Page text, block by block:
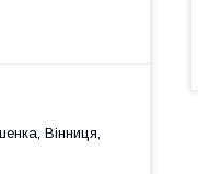
Вінниця,